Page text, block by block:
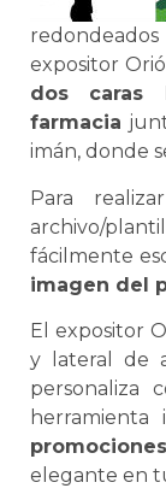
expositor
dos caras
farmacia
imán, donde
Para
archivo/
fácilmente
imagen del
El expositor
y lateral de
personaliza
herramienta
elegante en